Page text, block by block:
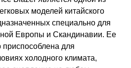
моделей китайского
специально для
Европы и Скандинавии. Ее
приспособлена для
холодного климата,